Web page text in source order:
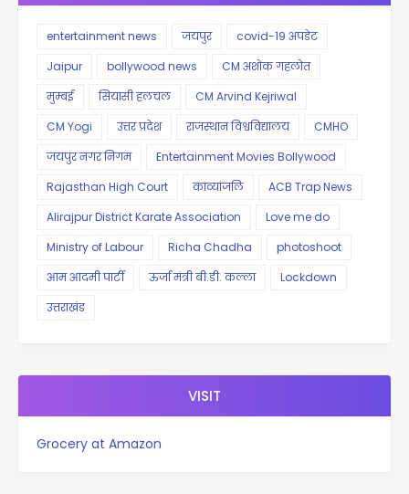
entertainment news जयपुर
covid-19 अपडेट
Jaipur
bollywood news
CM अशोक गहलोत
मुम्बई
सियासी हलचल
CM Arvind Kejriwal
CM Yogi
उत्तर प्रदेश राजस्थान विश्वविद्यालय
CMHO
जयपुर नगर निगम
Entertainment Movies Bollywood
Rajasthan High Court
काव्यांजलि
ACB Trap News
Alirajpur District Karate Association
Love me do
Ministry of Labour
Richa Chadha
photoshoot
आम आदमी पार्टी
ऊर्जा मंत्री बी.डी. कल्ला
Lockdown
उत्तराखंड
VISIT
Grocery at Amazon